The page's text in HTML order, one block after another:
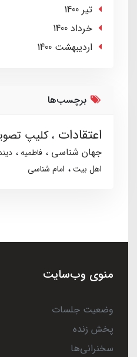
تير 1400
خرداد 1400
ارديبهشت 1400
برچسب‌ها
اعتقادات کلیپ
جهان شناسی
فاطمیه
اهل بیت
امام شناسی
منوی وب‌سایت
وضعیت جلسات
پخش زنده
سخنرانی‌ها